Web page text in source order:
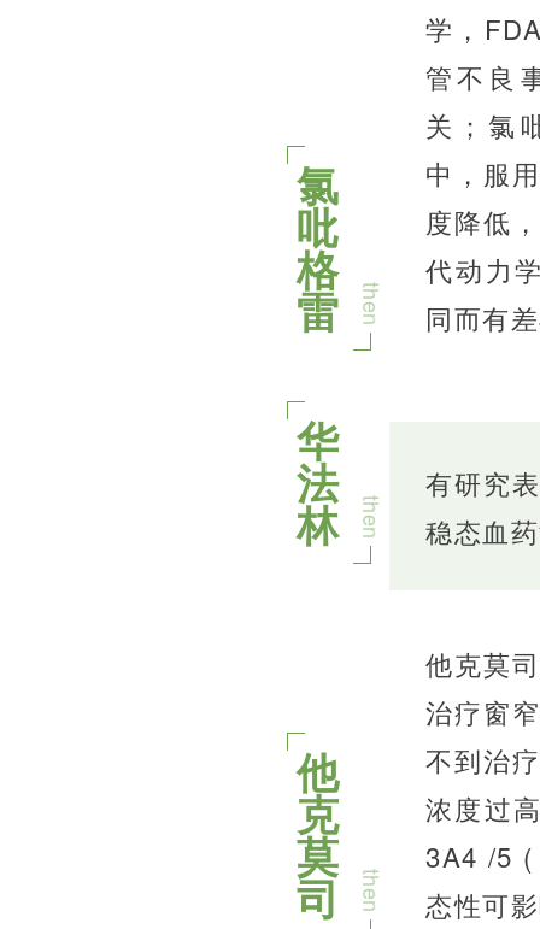
氯
吡
格
雷 then
学，
管不良
关；氯
中，服
度降低
代动力
同而有
华
法
林 then
有研究
稳态血
他
克
莫
司 then
他克莫
治疗窗
不到治
浓度过
3A4 /5 (
态性可